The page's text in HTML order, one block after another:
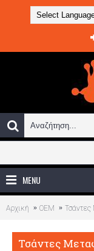
MENU
Αρχική OEM
Τσάντες